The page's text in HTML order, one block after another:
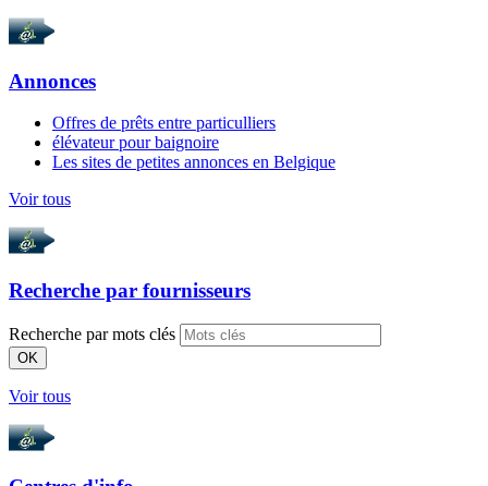
Annonces
Offres de prêts entre particulliers
élévateur pour baignoire
Les sites de petites annonces en Belgique
Voir tous
Recherche par fournisseurs
Recherche par mots clés
OK
Voir tous